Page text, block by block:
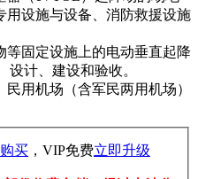
用设施与设备、消防救援设施
固定设施上的电动垂直起降
计、建设和验收。
用机场（含军民两用机场）
买 ，VIP免费立即升级